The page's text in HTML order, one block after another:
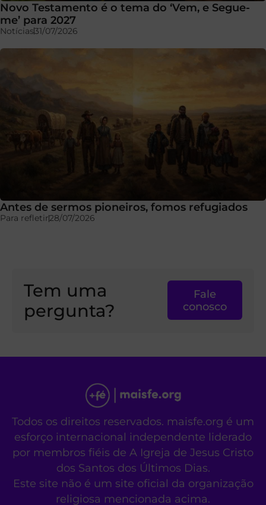
Novo Testamento é o tema do ‘Vem, e Segue-
me’ para 2027
Notícias31/07/2026
Antes de sermos pioneiros, fomos refugiados
Para refletir28/07/2026
Tem uma
pergunta?
Fale
conosco
Todos os direitos reservados. maisfe.org é um
esforço internacional independente liderado
por membros fiéis de A Igreja de Jesus Cristo
dos Santos dos Últimos Dias.
Este site não é um site oficial da organização
religiosa mencionada acima.